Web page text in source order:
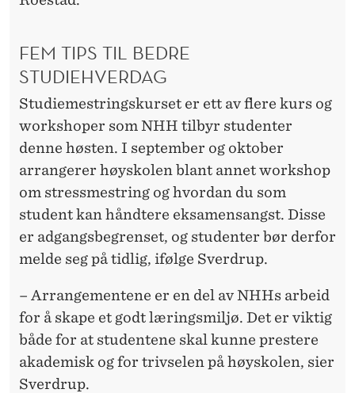
FEM TIPS TIL BEDRE
STUDIEHVERDAG
Studiemestringskurset er ett av flere kurs og
workshoper som NHH tilbyr studenter
denne høsten. I september og oktober
arrangerer høyskolen blant annet workshop
om stressmestring og hvordan du som
student kan håndtere eksamensangst. Disse
er adgangsbegrenset, og studenter bør derfor
melde seg på tidlig, ifølge Sverdrup.
– Arrangementene er en del av NHHs arbeid
for å skape et godt læringsmiljø. Det er viktig
både for at studentene skal kunne prestere
akademisk og for trivselen på høyskolen, sier
Sverdrup.